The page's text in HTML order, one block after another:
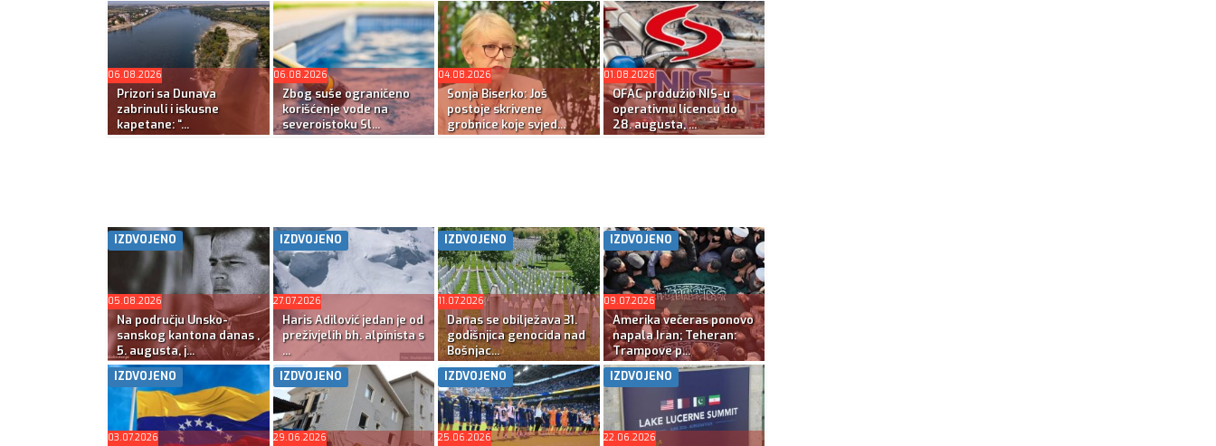
06.08.2026
Prizori sa Dunava
zabrinuli i iskusne
kapetane: “...
06.08.2026
Zbog suše ograničeno
korišćenje vode na
severoistoku Sl...
04.08.2026
Sonja Biserko: Još
postoje skrivene
grobnice koje svjed...
01.08.2026
OFAC produžio NIS-u
operativnu licencu do
28. augusta, ...
IZDVOJENO
05.08.2026
Na području Unsko-
sanskog kantona danas ,
5. augusta, j...
IZDVOJENO
27.07.2026
Haris Adilović jedan je od
preživjelih bh. alpinista s
...
IZDVOJENO
11.07.2026
Danas se obilježava 31.
godišnjica genocida nad
Bošnjac...
IZDVOJENO
09.07.2026
Amerika večeras ponovo
napala Iran; Teheran:
Trampove p...
IZDVOJENO
03.07.2026
IZDVOJENO
29.06.2026
IZDVOJENO
25.06.2026
IZDVOJENO
22.06.2026